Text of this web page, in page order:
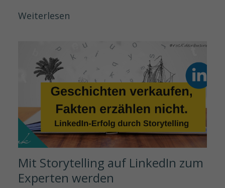
Weiterlesen
Mit Storytelling auf LinkedIn zum
Experten werden